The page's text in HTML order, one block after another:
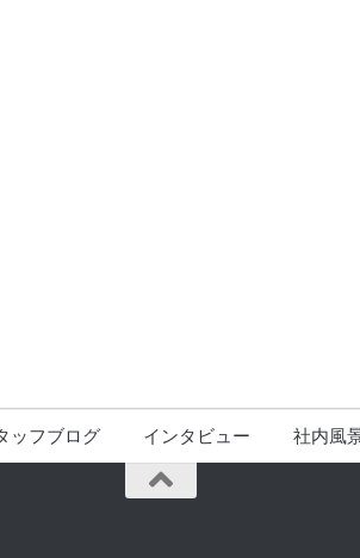
ッフブログ インタビュー 社内風